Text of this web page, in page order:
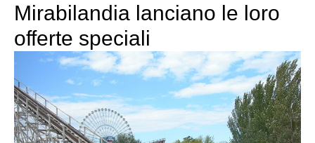
Mirabilandia lanciano le loro
offerte speciali